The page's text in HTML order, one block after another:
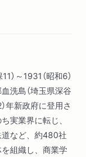
）～1931（昭和6）
洗島（埼玉県深谷
年新政府に登用さ
実業界に転じ、
など、約480社
組織し、商業学